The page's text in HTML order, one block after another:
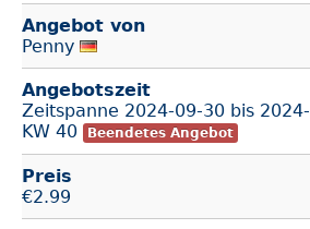
Angebot von
Penny
Angebotszeit
Zeitspanne 2024-09-30 bis
KW 40
Beendetes Angebot
Preis
€2.99